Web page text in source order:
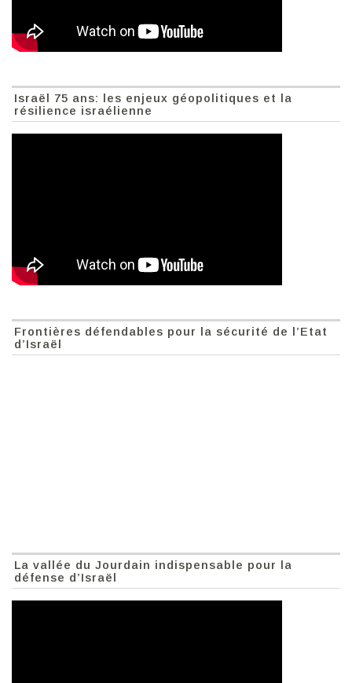
Israël 75 ans: les enjeux géopolitiques et la
résilience israélienne
Frontières défendables pour la sécurité de l’Etat
d’Israël
La vallée du Jourdain indispensable pour la
défense d’Israël